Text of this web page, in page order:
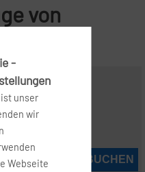
von
)
JETZT BUCHEN
-
unser
wir
Webseite